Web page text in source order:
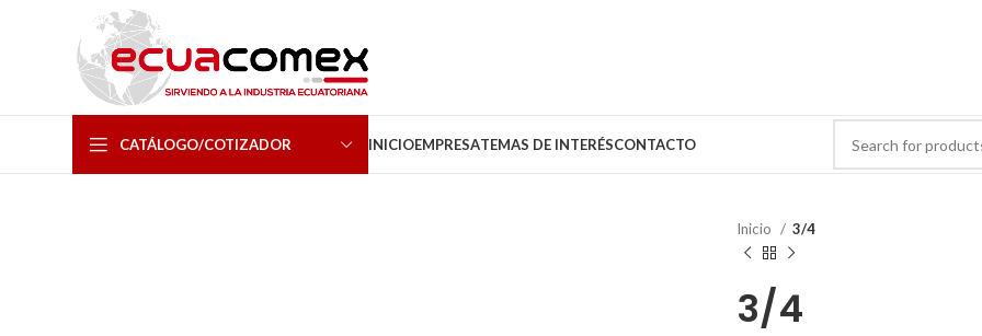
CATÁLOGO/COTIZADOR INICIOEMPRESATEMAS DE INTERÉSCONTACTO
Inicio 3/4
3/4